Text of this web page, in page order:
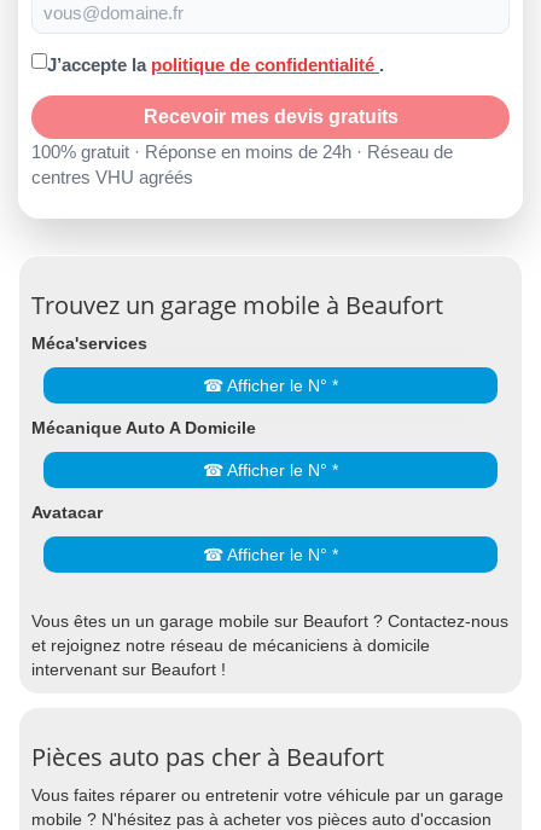
J’accepte la politique de confidentialité .
Recevoir mes devis gratuits
100% gratuit · Réponse en moins de 24h · Réseau de
centres VHU agréés
Trouvez un garage mobile à Beaufort
Méca'services
☎ Afficher le N° *
Mécanique Auto A Domicile
☎ Afficher le N° *
Avatacar
☎ Afficher le N° *
Vous êtes un un garage mobile sur Beaufort ? Contactez-nous
et rejoignez notre réseau de mécaniciens à domicile
intervenant sur Beaufort !
Pièces auto pas cher à Beaufort
Vous faites réparer ou entretenir votre véhicule par un garage
mobile ? N'hésitez pas à acheter vos pièces auto d'occasion